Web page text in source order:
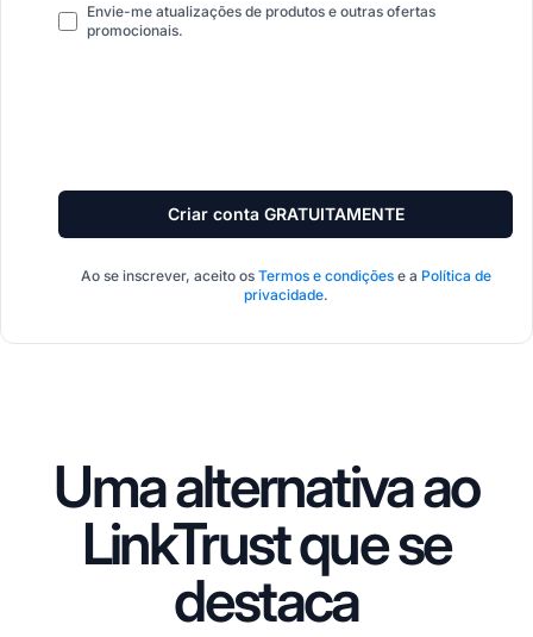
Envie-me atualizações de produtos e outras ofertas
promocionais.
Criar conta GRATUITAMENTE
Ao se inscrever, aceito os Termos e condiçõese a Política de
privacidade.
Uma alternativa ao
LinkTrust que se
destaca